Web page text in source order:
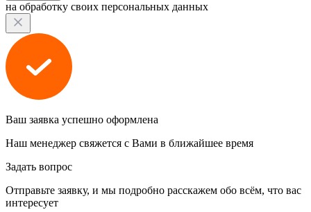
на обработку своих персональных данных
Ваш заявка успешно оформлена
Наш менеджер свяжется с Вами в ближайшее время
Задать вопрос
Отправьте заявку, и мы подробно расскажем обо всём, что вас
интересует